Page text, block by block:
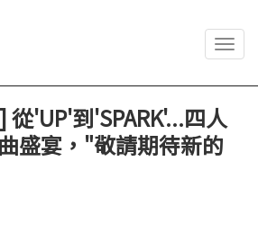
'UP'到'SPARK'...四人
盛宴，"敬請期待新的